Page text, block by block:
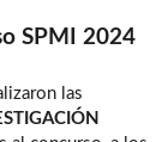
SPMI 2024
las